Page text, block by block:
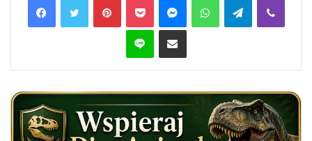
Line Share via Email